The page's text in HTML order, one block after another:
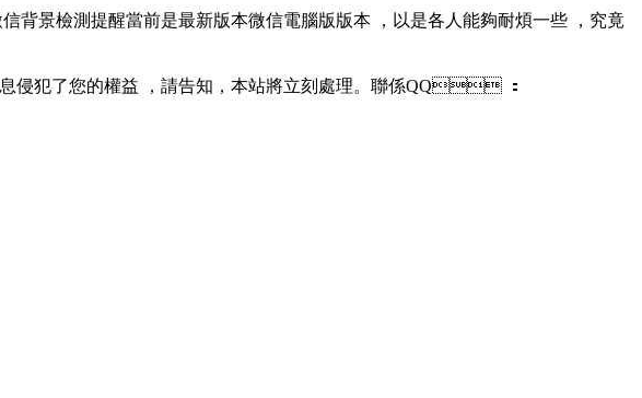
背景檢測提醒當前是最新版本微信電腦版版本 ，以是各人能夠耐煩一些  ，究竟
犯了您的權益 ，請告知，本站將立刻處理。聯係QQ ：